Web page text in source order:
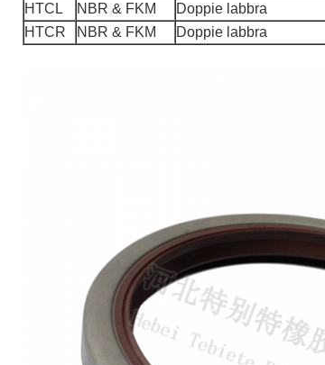
HTCL
NBR & FKM Doppie labbra
HTCR
NBR & FKM Doppie labbra